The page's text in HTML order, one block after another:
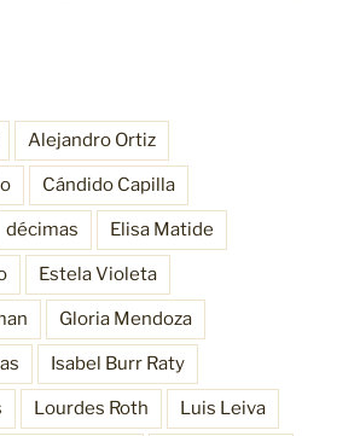
Alejandro Ortiz
Cándido Capilla
décimas Elisa Matide
Estela Violeta
Gloria Mendoza
Isabel Burr Raty
Lourdes Roth Luis Leiva